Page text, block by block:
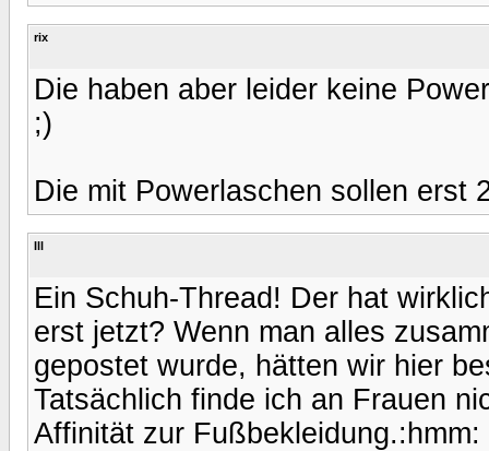
rix
Die haben aber leider keine
;)
Die mit Powerlaschen sollen erst
Ill
Ein Schuh-Thread! Der hat
erst jetzt? Wenn man alles
gepostet wurde, hätten wir hier
Tatsächlich finde ich an Frauen
Affinität zur Fußbekleidung.:hmm: